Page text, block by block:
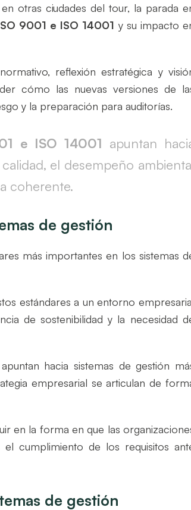
otras ciudades del tour, la parada
9001 e ISO 14001 y su impacto
reflexión estratégica y
cómo las nuevas versiones de
y la preparación para auditorías.
e ISO 14001 apuntan
el desempeño
coherente.
de gestión
más importantes en los sistemas
estándares a un entorno
de sostenibilidad y la necesidad
apuntan hacia sistemas de gestión
empresarial se articulan de
en la forma en que las
cumplimiento de los requisitos
de gestión